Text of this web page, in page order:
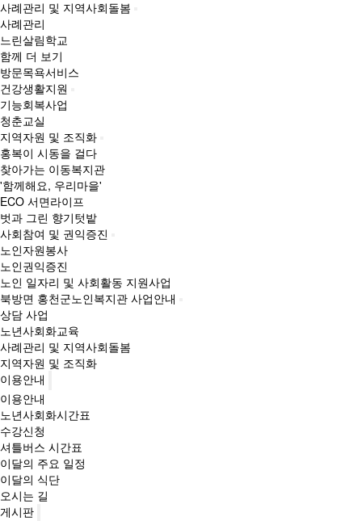
사례관리 및 지역사회돌봄
사례관리
느린살림학교
함께 더 보기
방문목욕서비스
건강생활지원
기능회복사업
청춘교실
지역자원 및 조직화
홍복이 시동을 걸다
찾아가는 이동복지관
'함께해요, 우리마을'
ECO 서면라이프
벗과 그린 향기텃밭
사회참여 및 권익증진
노인자원봉사
노인권익증진
노인 일자리 및 사회활동 지원사업
북방면 홍천군노인복지관 사업안내
상담 사업
노년사회화교육
사례관리 및 지역사회돌봄
지역자원 및 조직화
이용안내
이용안내
노년사회화시간표
수강신청
셔틀버스 시간표
이달의 주요 일정
이달의 식단
오시는 길
게시판